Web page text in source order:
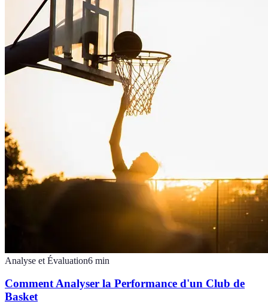
Analyse et Évaluation6 min
Comment Analyser la Performance d'un Club de
Basket